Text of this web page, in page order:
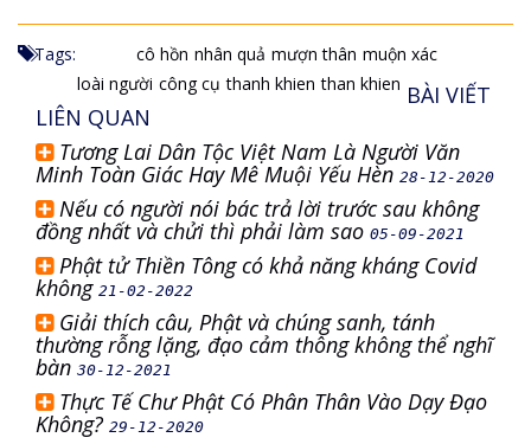
Tags: cô hồn nhân quả mượn thân muộn xác
loài người công cụ thanh khien than khien BÀI VIẾT
LIÊN QUAN
Tương Lai Dân Tộc Việt Nam Là Người Văn
Minh Toàn Giác Hay Mê Muội Yếu Hèn 28-12-2020
Nếu có người nói bác trả lời trước sau không
đồng nhất và chửi thì phải làm sao 05-09-2021
Phật tử Thiền Tông có khả năng kháng Covid
không 21-02-2022
Giải thích câu, Phật và chúng sanh, tánh
thường rỗng lặng, đạo cảm thông không thể nghĩ
bàn 30-12-2021
Thực Tế Chư Phật Có Phân Thân Vào Dạy Đạo
Không? 29-12-2020